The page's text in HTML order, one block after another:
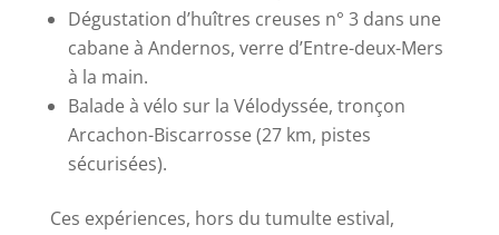
Dégustation d’huîtres creuses n° 3 dans une
cabane à Andernos, verre d’Entre-deux-Mers
à la main.
Balade à vélo sur la Vélodyssée, tronçon
Arcachon-Biscarrosse (27 km, pistes
sécurisées).
Ces expériences, hors du tumulte estival,